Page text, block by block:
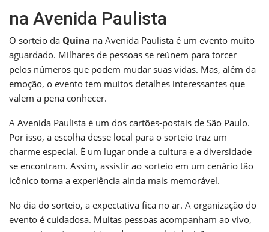
na Avenida Paulista
O sorteio da Quina na Avenida Paulista é um evento muito
aguardado. Milhares de pessoas se reúnem para torcer
pelos números que podem mudar suas vidas. Mas, além da
emoção, o evento tem muitos detalhes interessantes que
valem a pena conhecer.
A Avenida Paulista é um dos cartões-postais de São Paulo.
Por isso, a escolha desse local para o sorteio traz um
charme especial. É um lugar onde a cultura e a diversidade
se encontram. Assim, assistir ao sorteio em um cenário tão
icônico torna a experiência ainda mais memorável.
No dia do sorteio, a expectativa fica no ar. A organização do
evento é cuidadosa. Muitas pessoas acompanham ao vivo,